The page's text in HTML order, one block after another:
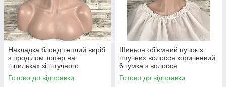
Накладка блонд теплий виріб
з проділом топер на
шпильках зі штучного
волосся 20 см
Готово до відправки
Шиньон об’ємний пучок з
штучних волосся коричневий
6 гумка з волосся
Готово до відправки